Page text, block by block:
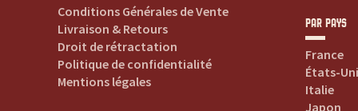
a
u
Conditions Générales de Vente
Livraison & Retours
Droit de rétractation
Politique de confidentialité
Mentions légales
PAR PAYS
France
États-
Italie
Japon